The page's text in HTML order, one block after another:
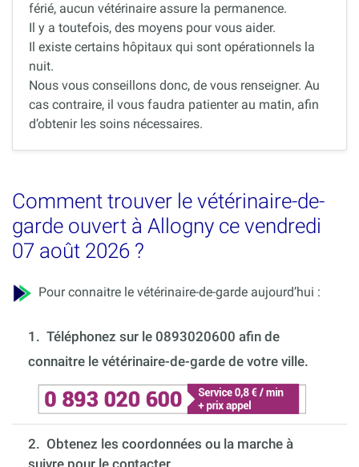
férié, aucun vétérinaire assure la permanence.
Il y a toutefois, des moyens pour vous aider.
Il existe certains hôpitaux qui sont opérationnels la
nuit.
Nous vous conseillons donc, de vous renseigner. Au
cas contraire, il vous faudra patienter au matin, afin
d’obtenir les soins nécessaires.
Comment trouver le vétérinaire-de-
garde ouvert à Allogny ce vendredi
07 août 2026 ?
Pour connaitre le vétérinaire-de-garde aujourd’hui :
1. Téléphonez sur le 0893020600 afin de
connaitre le vétérinaire-de-garde de votre ville.
2. Obtenez les coordonnées ou la marche à